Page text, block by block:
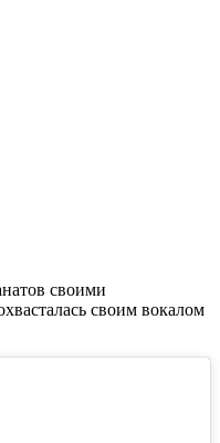
своими
своим вокалом